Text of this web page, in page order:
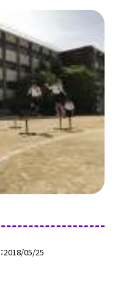
2018/05/25